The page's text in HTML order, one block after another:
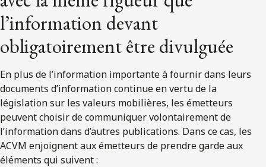
l’information devant
obligatoirement être divulguée
En plus de l’information importante à fournir dans leurs
documents d’information continue en vertu de la
législation sur les valeurs mobilières, les émetteurs
peuvent choisir de communiquer volontairement de
l’information dans d’autres publications. Dans ce cas, les
ACVM enjoignent aux émetteurs de prendre garde aux
éléments qui suivent :